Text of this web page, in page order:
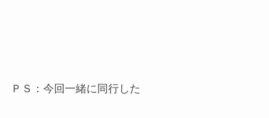
ＰＳ：今回一緒に同行した